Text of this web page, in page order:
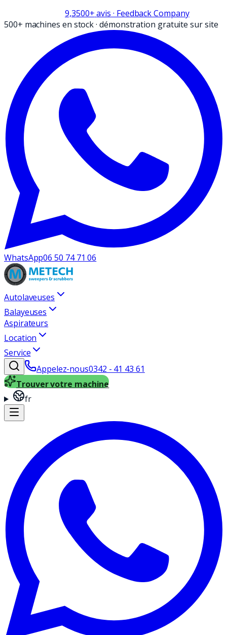
9,3500+avis · Feedback Company
500+ machines en stock·démonstration gratuite sur site
WhatsApp06 50 74 71 06
Autolaveuses
Balayeuses
Aspirateurs
Location
Service
Appelez-nous0342 - 41 43 61
Trouver votre machine
fr